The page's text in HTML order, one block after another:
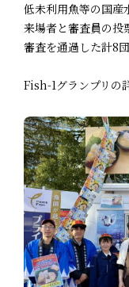
低未利用魚等の国産
来場者と審査員の投
審査を通過した計8
Fish-1グランプリの